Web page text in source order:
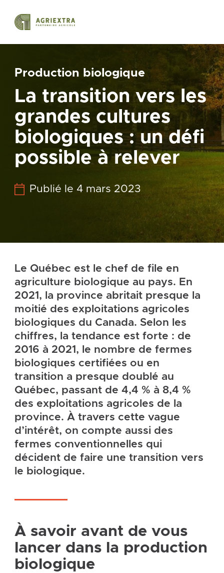
Production biologique
La transition vers les
grandes cultures
biologiques : un défi
possible à relever
Publié le 4 mars 2023
Le Québec est le chef de file en
agriculture biologique au pays. En
2021, la province abritait presque la
moitié des exploitations agricoles
biologiques du Canada. Selon les
chiffres, la tendance est forte : de
2016 à 2021, le nombre de fermes
biologiques certifiées ou en
transition a presque doublé au
Québec, passant de 4,4 % à 8,4 %
des exploitations agricoles de la
province. À travers cette vague
d’intérêt, on compte aussi des
fermes conventionnelles qui
décident de faire une transition vers
le biologique.
À savoir avant de vous
lancer dans la production
biologique